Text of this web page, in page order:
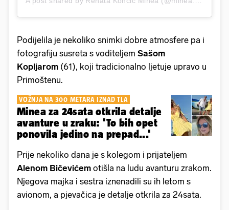
Podijelila je nekoliko snimki dobre atmosfere pa i
fotografiju susreta s voditeljem Sašom
Kopljarom (61), koji tradicionalno ljetuje upravo u
Primoštenu.
VOŽNJA NA 300 METARA IZNAD TLA
Minea za 24sata otkrila detalje
avanture u zraku: 'To bih opet
ponovila jedino na prepad...'
Prije nekoliko dana je s kolegom i prijateljem
Alenom Bičevićem otišla na ludu avanturu zrakom.
Njegova majka i sestra iznenadili su ih letom s
avionom, a pjevačica je detalje otkrila za 24sata.